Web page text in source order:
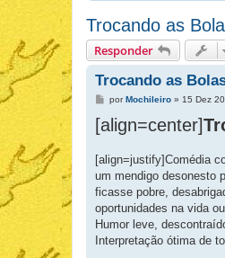
Trocando as
Responder
Trocando as
M
n
s
e
m
porMochileiro» 15 Dez
[align=center]
[align=justify]Comédia
um mendigo desonesto
ficasse pobre,
oportunidades na vida
Humor leve,
Interpretação ótima de